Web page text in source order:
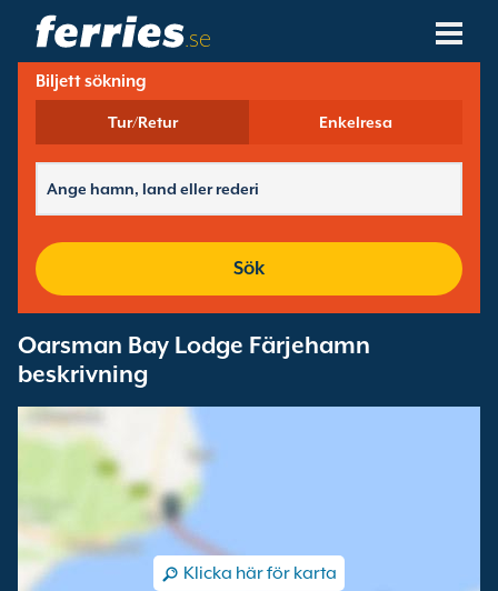
.se
Rederier
Färjedestinationer
Färjehamnar
Biljett sökning
Tur/Retur Enkelresa
Sök
Oarsman Bay Lodge Färjehamn
beskrivning
Klicka här för karta